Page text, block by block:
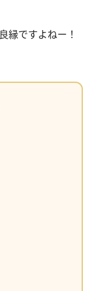
縁ですよねー！